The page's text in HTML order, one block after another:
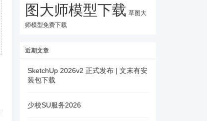
图大师模型下载 草图大
师模型免费下载
近期文章
SketchUp 2026v2 正式发布 | 文末有安
装包下载
少校SU服务2026